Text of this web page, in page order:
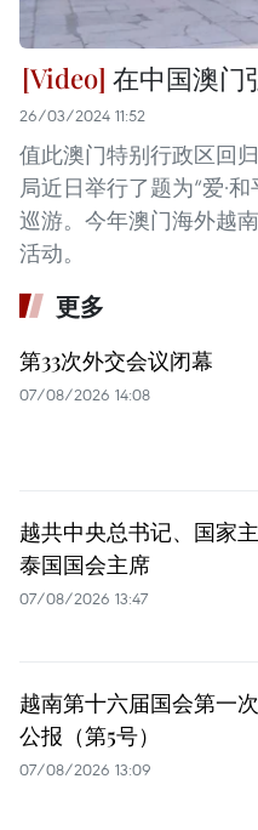
在中国澳门
26/03/2024 11:52
值此澳门特别行政区回
局近日举行了题为“爱·
巡游。今年澳门海外越
活动。
更多
第33次外交会议闭幕
07/08/2026 14:08
越共中央总书记、国家
泰国国会主席
07/08/2026 13:47
越南第十六届国会第一
公报（第5号）
07/08/2026 13:09